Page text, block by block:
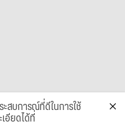
สบการณ์ที่ดีในการใช้
อียดได้ที่